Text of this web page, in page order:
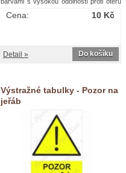
s požadavky právních a technických
3864-4.Výstražné GHS tabulky - Hořlavé
č.02
10 Kč
Cena:
Do košíku
Detail »
Výstražné tabulky - Pozor na
jeřáb